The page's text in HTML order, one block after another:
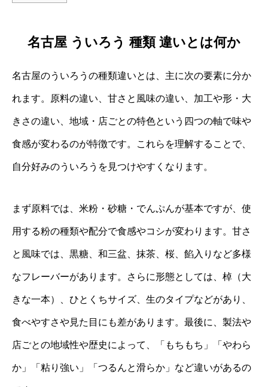
名古屋 ういろう 種類 違いとは何か
名古屋のういろうの種類違いとは、主に次の要素に分か
れます。原料の違い、甘さと風味の違い、加工や形・大
きさの違い、地域・店ごとの特色という四つの軸で味や
食感が変わるのが特徴です。これらを理解することで、
自分好みのういろうを見つけやすくなります。
まず原料では、米粉・砂糖・でんぷんが基本ですが、使
用する粉の種類や配分で食感やコシが変わります。甘さ
と風味では、黒糖、和三盆、抹茶、桜、餡入りなど多様
なフレーバーがあります。さらに形態としては、棹（大
きな一本）、ひとくちサイズ、生のタイプなどがあり、
食べやすさや見た目にも差があります。最後に、製法や
店ごとの地域性や歴史によって、「もちもち」「やわら
か」「粘り強い」「つるんと滑らか」など違いがあるの